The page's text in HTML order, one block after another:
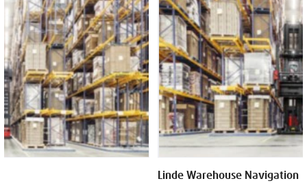
Linde Warehouse Navigation